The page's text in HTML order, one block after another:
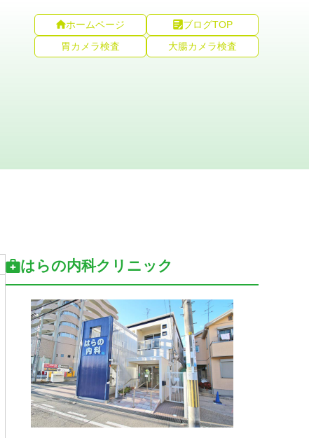
ホームページ
ブログTOP
胃カメラ検査
大腸カメラ検査
はらの内科クリニック